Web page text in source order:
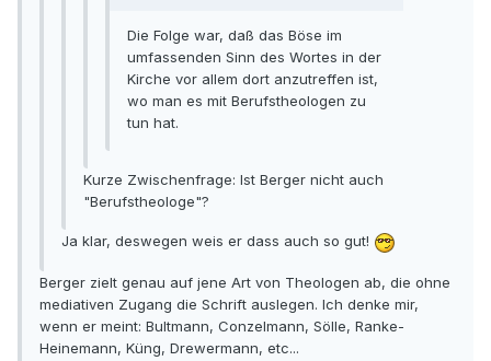
Die Folge war, daß das Böse im
umfassenden Sinn des Wortes in der
Kirche vor allem dort anzutreffen ist,
wo man es mit Berufstheologen zu
tun hat.
Kurze Zwischenfrage: Ist Berger nicht auch
"Berufstheologe"?
Ja klar, deswegen weis er dass auch so gut!
Berger zielt genau auf jene Art von Theologen ab, die ohne
mediativen Zugang die Schrift auslegen. Ich denke mir,
wenn er meint: Bultmann, Conzelmann, Sölle, Ranke-
Heinemann, Küng, Drewermann, etc...